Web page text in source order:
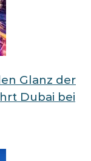
Glanz der
Dubai bei